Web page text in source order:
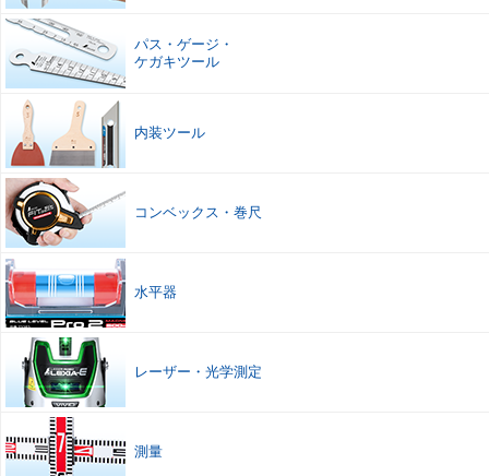
パス ・ ゲージ ・
ケガキツール
内装ツール
コンベックス ・ 巻尺
水平器
レーザー ・ 光学測定
測量